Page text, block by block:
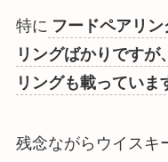
特に フードペアリ
リングばかりです
リングも載っていま
残念ながらウイスキ